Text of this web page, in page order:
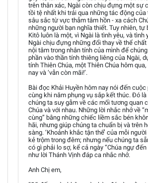
trên thân xác, Ngài còn chịu đựng một sự
tồi tệ nhất khi trải qua những tác động
sâu sắc từ vực thẳm tâm hồn - xa cách
những người bạn nghĩa thiết. Tuy nhiên,
Kitô luôn là một, vì Ngài là tình yêu, và tình
Ngài chịu đựng những đổi thay về thể chất
nội tâm trong nhân tính của mình để
phần vào thần tính thiêng liêng của Ngài,
tính Thiên Chúa, một Thiên Chúa hôm
nay và ‘vẫn còn mãi!’.
Bài đọc Khải Huyền hôm nay nói đến cuộc
cùng khi năm phụng vụ sắp kết thúc. Đó
chúng ta suy gẫm về các mối tương quan
Chúa và với nhau. Những lời nhắc nhở về
cùng” bằng những chiếc liềm sắc bén
hãi, nhưng giúp chúng ta chuẩn bị và trên
sàng. ‘Khoảnh khắc tận thế’ của mỗi
kẻ trộm trong đêm; nhưng nếu chúng ta
có gì phải lo sợ, kể cả ngày “Chúa ngự đến
như lời Thánh Vịnh đáp ca nhắc nhở.
Anh Chị em,